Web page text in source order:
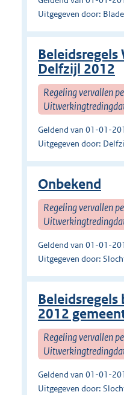
Uitgegeven door:
Delfzijl 2012
Regeling vervallen
Geldend van 01-01-
Uitgegeven door:
Onbekend
Regeling vervallen
Geldend van 01-01-
Uitgegeven door:
2012
Regeling vervallen
Geldend van 01-01-
Uitgegeven door: